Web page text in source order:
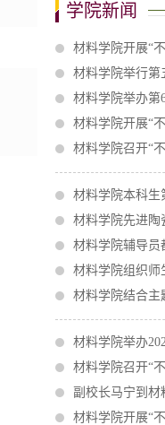
学院新闻
材料学院开展“
材料学院举行第
材料学院举办第
材料学院开展“
材料学院召开“
材料学院本科生
材料学院先进陶
材料学院辅导员
材料学院组织师
材料学院结合主
材料学院举办
材料学院召开“
副校长马宁到材
材料学院开展“